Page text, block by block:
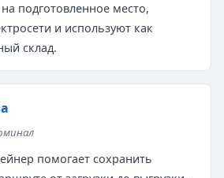
подготовленное место,
и используют как
склад.
помогает сохранить